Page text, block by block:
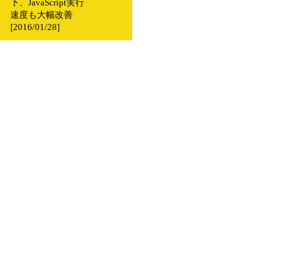
下、JavaScript実行
速度も大幅改善
[2016/01/28]